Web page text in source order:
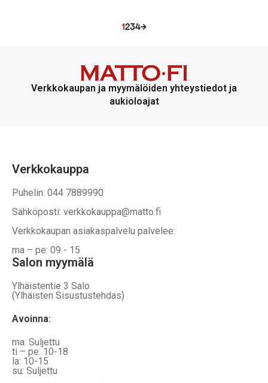
sivulla
tehdä
valinnat
tuotteen
sivulla.
1234→
Verkkokaupan ja myymälöiden yhteystiedot ja
aukioloajat
Verkkokauppa
Puhelin: 044 7889990
Sähköposti: verkkokauppa@matto.fi
Verkkokaupan asiakaspalvelu palvelee:
ma – pe: 09 - 15
Salon myymälä
Ylhäistentie 3 Salo
(Ylhäisten Sisustustehdas)
Avoinna:
ma: Suljettu
ti – pe: 10-18
la: 10-15
su: Suljettu